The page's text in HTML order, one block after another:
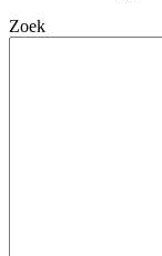
Zoek